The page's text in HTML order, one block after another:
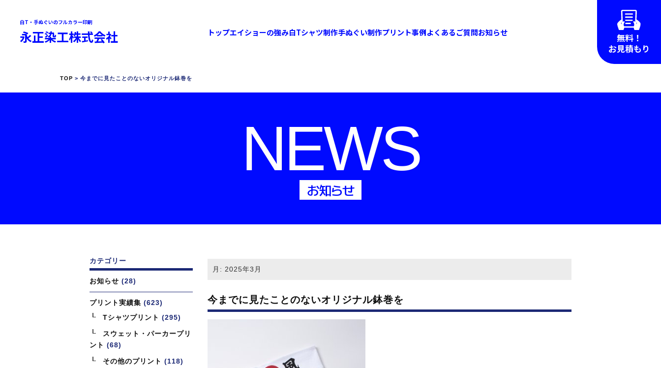
白T・手ぬぐいのフルカラー印刷
永正染工株式会社 トップエイショーの強み白Tシャツ制作手ぬぐい制作プリント事例よくあるご質問お知らせ
無料！
お見積もり
TOP > 今までに見たことのないオリジナル鉢巻を
NEWS
お知らせ
月: 2025年3月
今までに見たことのないオリジナル鉢巻を
カテゴリー
お知らせ (28)
プリント実績集 (623)
Tシャツプリント (295)
スウェット・パーカープリ
ント (68)
その他のプリント (118)